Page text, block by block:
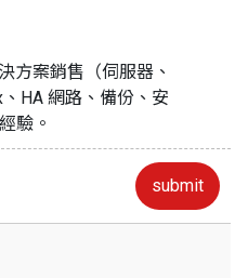
方案銷售（伺服器、
HA 網路、備份、安
驗。
submit